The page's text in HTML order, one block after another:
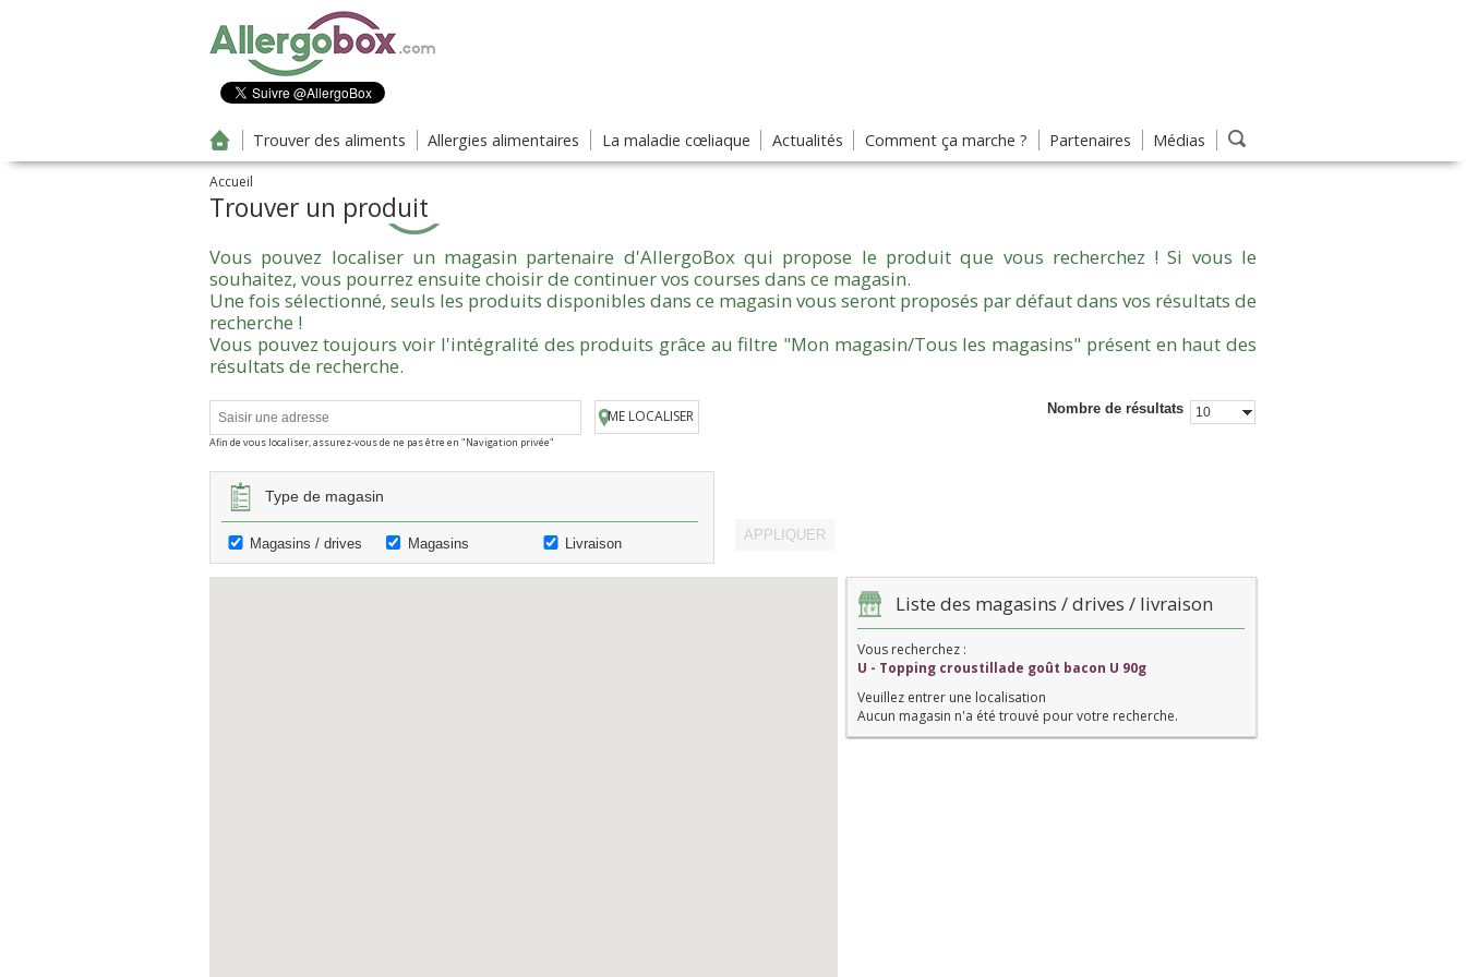
Trouver des aliments Allergies alimentaires La maladie cœliaque Actualités Comment ça marche ? Partenaires Médias
Accueil
Trouver un produit
Vous pouvez localiser un magasin partenaire d'AllergoBox qui propose le produit que vous recherchez ! Si vous le
souhaitez, vous pourrez ensuite choisir de continuer vos courses dans ce magasin.
Une fois sélectionné, seuls les produits disponibles dans ce magasin vous seront proposés par défaut dans vos résultats de
recherche !
Vous pouvez toujours voir l'intégralité des produits grâce au filtre "Mon magasin/Tous les magasins" présent en haut des
résultats de recherche.
Afin de vous localiser, assurez-vous de ne pas être en "Navigation privée"
ME LOCALISER
Type de magasin
Magasins / drives Magasins Livraison
Nombre de résultats 10
Liste des magasins / drives / livraison
Vous recherchez :
U - Topping croustillade goût bacon U 90g
Veuillez entrer une localisation
Aucun magasin n'a été trouvé pour votre recherche.